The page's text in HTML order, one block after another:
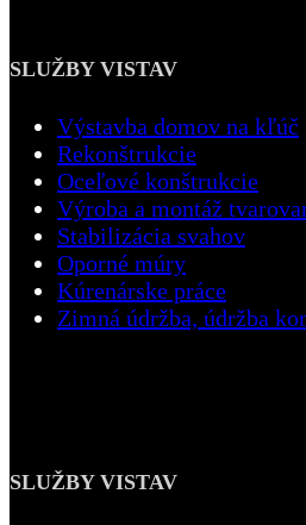
SLUŽBY VISTAV
Výstavba domov na kľúč
Rekonštrukcie
Oceľové konštrukcie
Výroba a montáž
Stabilizácia svahov
Oporné múry
Kúrenárske práce
Zimná údržba, údržba
SLUŽBY VISTAV